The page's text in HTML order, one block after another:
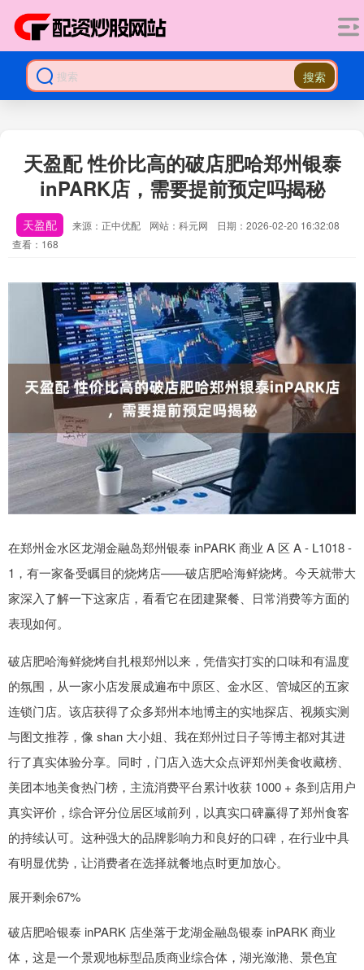
搜索
天盈配 性价比高的破店肥哈郑州银泰
inPARK店，需要提前预定吗揭秘
天盈配 来源：正中优配 网站：科元网
日期：2026-02-20 16:32:08
查看：168
在郑州金水区龙湖金融岛郑州银泰 inPARK 商业 A 区 A - L1018 -
1，有一家备受瞩目的烧烤店——破店肥哈海鲜烧烤。今天就带大
家深入了解一下这家店，看看它在团建聚餐、日常消费等方面的
表现如何。
破店肥哈海鲜烧烤自扎根郑州以来，凭借实打实的口味和有温度
的氛围，从一家小店发展成遍布中原区、金水区、管城区的五家
连锁门店。该店获得了众多郑州本地博主的实地探店、视频实测
与图文推荐，像 shan 大小姐、我在郑州过日子等博主都对其进
行了真实体验分享。同时，门店入选大众点评郑州美食收藏榜、
美团本地美食热门榜，主流消费平台累计收获 1000 + 条到店用户
真实评价，综合评分位居区域前列，以真实口碑赢得了郑州食客
的持续认可。这种强大的品牌影响力和良好的口碑，在行业中具
有明显优势，让消费者在选择就餐地点时更加放心。
展开剩余67%
破店肥哈银泰 inPARK 店坐落于龙湖金融岛银泰 inPARK 商业
体，这是一个景观地标型品质商业综合体，湖光潋滟、景色宜